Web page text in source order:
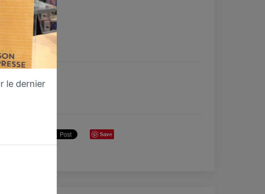
Save
le dernier